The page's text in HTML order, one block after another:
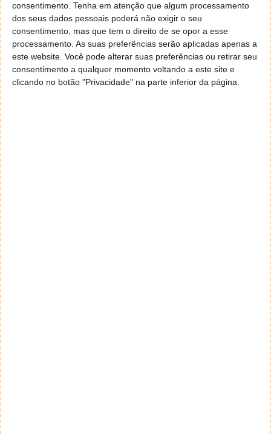
consentimento. Tenha em atenção que algum processamento
dos seus dados pessoais poderá não exigir o seu
consentimento, mas que tem o direito de se opor a esse
processamento. As suas preferências serão aplicadas apenas a
este website. Você pode alterar suas preferências ou retirar seu
consentimento a qualquer momento voltando a este site e
clicando no botão "Privacidade" na parte inferior da página.